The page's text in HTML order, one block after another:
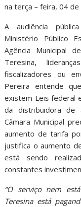
na terça – feira, 04
A audiência
Ministério Público
Agência Municipal
Teresina,
fiscalizadores ou
Pereira entende
existem Leis federal
da distribuidora de
Câmara Municipal
aumento de tarifa
justifica o aumento
está sendo
constantes
“O serviço nem
Teresina está